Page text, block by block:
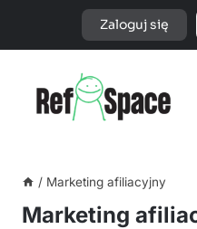
treści
Zaloguj się
/ Marketing afiliacyjny
Marketing